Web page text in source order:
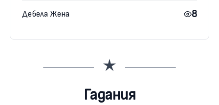
Дебела Жена 8
Гадания